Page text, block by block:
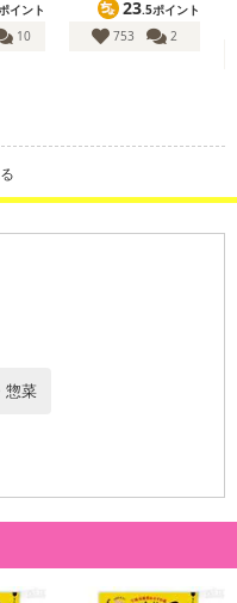
ません。
お届け商品と多少異なる場
制度]の経過措置期間の終
。
んたん決済)、ソフトバン
、AEON Pay、Amazon Pa
イント
10
23.5ポイント
753
2
惣菜